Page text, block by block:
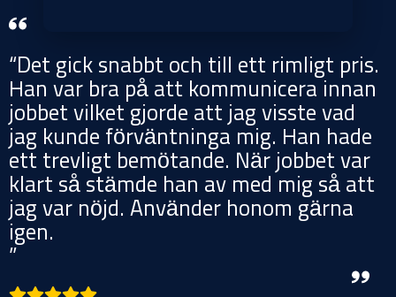
“Det gick snabbt och till ett rimligt pris.
Han var bra på att kommunicera innan
jobbet vilket gjorde att jag visste vad
jag kunde förväntninga mig. Han hade
ett trevligt bemötande. När jobbet var
klart så stämde han av med mig så att
jag var nöjd. Använder honom gärna
igen.
”